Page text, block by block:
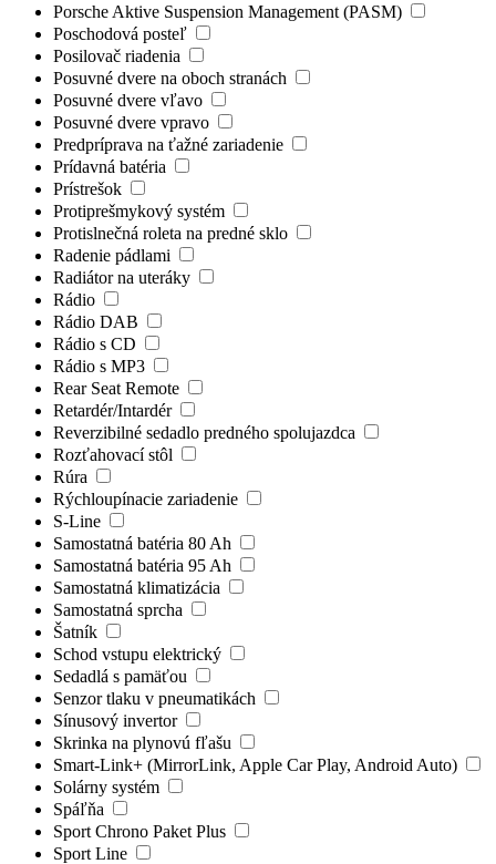
Porsche Aktive Suspension Management (PASM)
Poschodová posteľ
Posilovač riadenia
Posuvné dvere na oboch stranách
Posuvné dvere vľavo
Posuvné dvere vpravo
Predpríprava na ťažné zariadenie
Prídavná batéria
Prístrešok
Protiprešmykový systém
Protislnečná roleta na predné sklo
Radenie pádlami
Radiátor na uteráky
Rádio
Rádio DAB
Rádio s CD
Rádio s MP3
Rear Seat Remote
Retardér/Intardér
Reverzibilné sedadlo predného spolujazdca
Rozťahovací stôl
Rúra
Rýchloupínacie zariadenie
S-Line
Samostatná batéria 80 Ah
Samostatná batéria 95 Ah
Samostatná klimatizácia
Samostatná sprcha
Šatník
Schod vstupu elektrický
Sedadlá s pamäťou
Senzor tlaku v pneumatikách
Sínusový invertor
Skrinka na plynovú fľašu
Smart-Link+ (MirrorLink, Apple Car Play, Android Auto)
Solárny systém
Spáľňa
Sport Chrono Paket Plus
Sport Line